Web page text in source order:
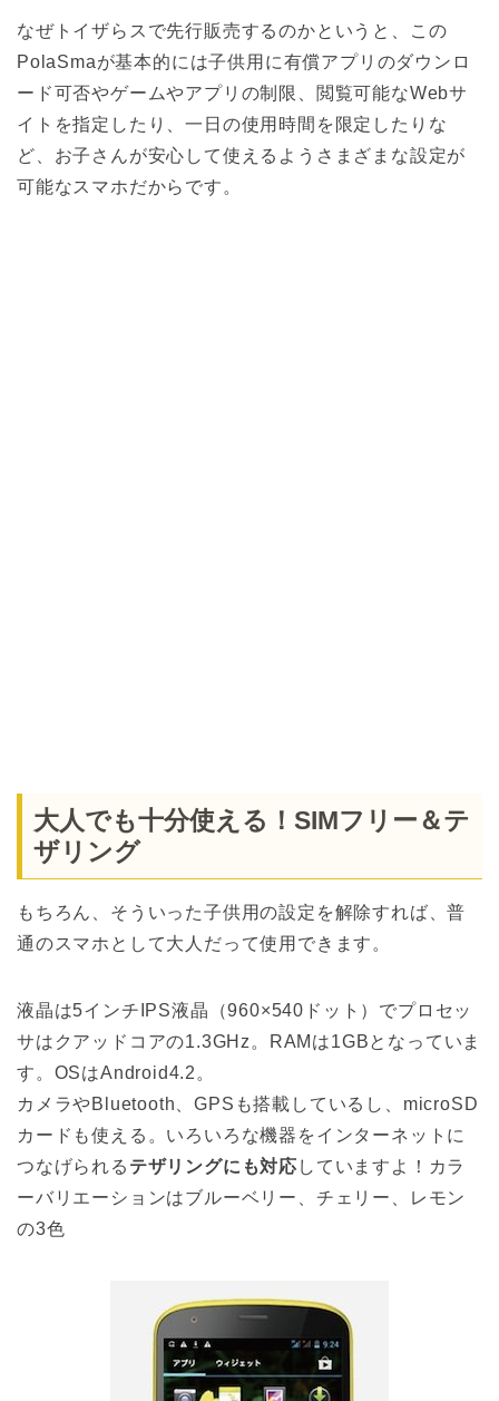
なぜトイザらスで先行販売するのかというと、この
PolaSmaが基本的には子供用に有償アプリのダウンロ
ード可否やゲームやアプリの制限、閲覧可能なWebサ
イトを指定したり、一日の使用時間を限定したりな
ど、お子さんが安心して使えるようさまざまな設定が
可能なスマホだからです。
大人でも十分使える！SIMフリー＆テ
ザリング
もちろん、そういった子供用の設定を解除すれば、普
通のスマホとして大人だって使用できます。
液晶は5インチIPS液晶（960×540ドット）でプロセッ
サはクアッドコアの1.3GHz。RAMは1GBとなっていま
す。OSはAndroid4.2。
カメラやBluetooth、GPSも搭載しているし、microSD
カードも使える。いろいろな機器をインターネットに
つなげられる テザリングにも対応 していますよ！カラ
ーバリエーションはブルーベリー、チェリー、レモン
の3色